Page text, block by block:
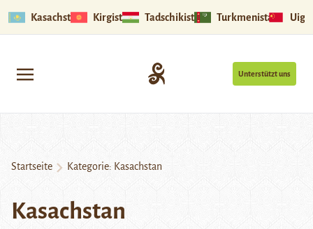
Kasachstan Kirgistan Tadschikistan Turkmenistan
Unterstützt uns
Startseite Kategorie: Kasachstan
Kasachstan